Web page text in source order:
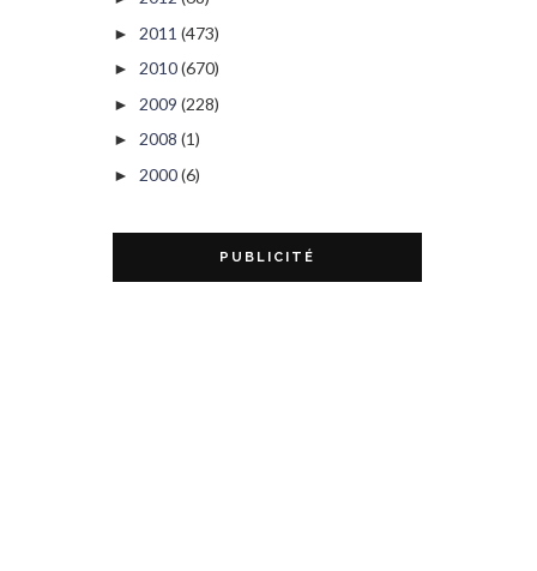
► 2011 (473)
► 2010(670)
► 2009 (228)
► 2008 (1)
► 2000(6)
PUBLICITÉ